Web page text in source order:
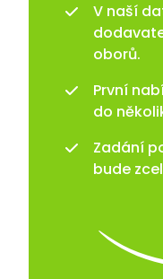
V naší
oborů.
První
do
Zadání
bude